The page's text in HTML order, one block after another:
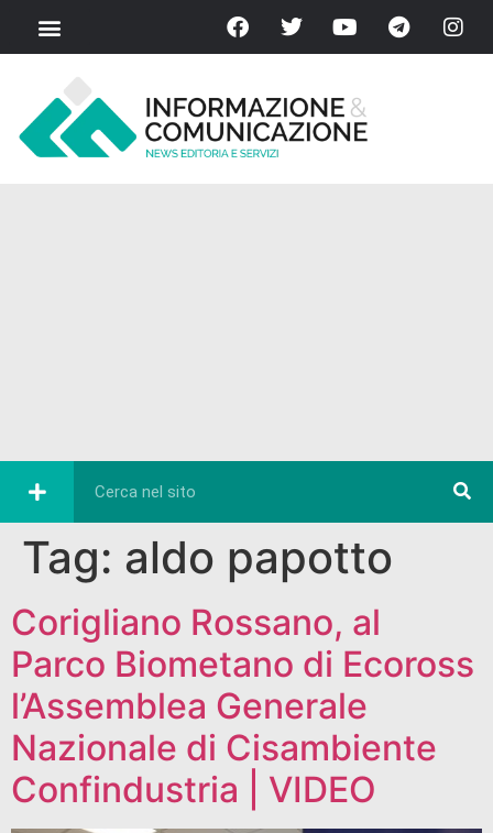
Tag: aldo papotto
Corigliano Rossano, al
Parco Biometano di Ecoross
l’Assemblea Generale
Nazionale di Cisambiente
Confindustria | VIDEO